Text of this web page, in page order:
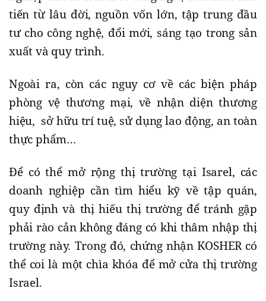
tiến từ lâu đời, nguồn vốn lớn, tập trung đầu
tư cho công nghệ, đổi mới, sáng tạo trong sản
xuất và quy trình.
Ngoài ra, còn các nguy cơ về các biện pháp
phòng vệ thương mại, về nhận diện thương
hiệu, sở hữu trí tuệ, sử dụng lao động, an toàn
thực phẩm…
Để có thể mở rộng thị trường tại Isarel, các
doanh nghiệp cần tìm hiểu kỹ về tập quán,
quy định và thị hiếu thị trường để tránh gặp
phải rào cản không đáng có khi thâm nhập thị
trường này. Trong đó, chứng nhận KOSHER có
thể coi là một chìa khóa để mở cửa thị trường
Israel.